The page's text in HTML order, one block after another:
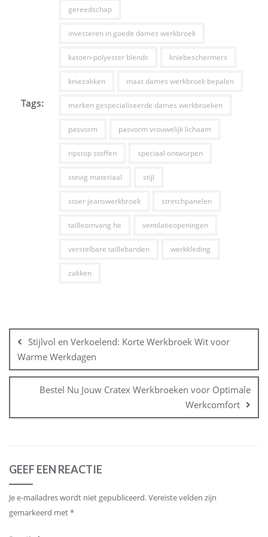
Tags:
gereedschap
investeren in goede dames werkbroek
katoen-polyester blends kniebeschermers
kniezakken maat dames werkbroek bepalen
merken gespecialiseerde dames werkbroeken
pasvorm pasvorm vrouwelijk lichaam
ripstop stoffen speciaal ontworpen
stevig materiaal stijl
stoer jeanswerkbroek stretchpanelen
tailleomvang he ventilatieopeningen
verstelbare taillebanden werkkleding
zakken
navigatie
Stijlvol en Verkoelend: Korte Werkbroek Wit voor
Warme Werkdagen
Bestel Nu Jouw Cratex Werkbroeken voor Optimale
Werkcomfort
GEEF EEN REACTIE
Je e-mailadres wordt niet gepubliceerd.Vereiste velden zijn
gemarkeerd met*